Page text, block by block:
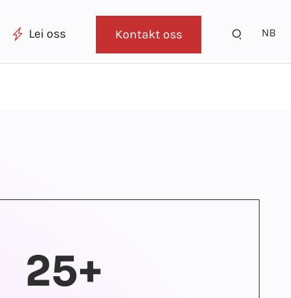
Lei oss Kontakt oss NB
25+